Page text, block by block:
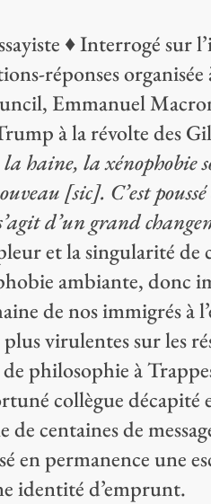
♦ Interrogé sur
réponses
Emmanuel
à la révolte des
la haine, la xénophobie
[sic]. C’est
d’un grand
et la singularité de
ambiante, donc
de nos immigrés à
virulentes sur les
philosophie à
collègue
centaines de
en permanence une
identité d’emprunt.